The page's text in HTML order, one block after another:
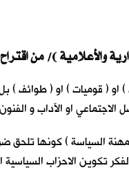
) او ( قوميات ) او ( طوائف
او الآداب و
السياسة ) كونها تلحق
تكوين الاحزاب